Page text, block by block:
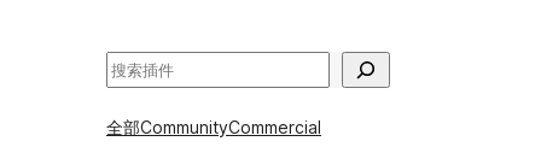
搜
全部CommunityCommercial